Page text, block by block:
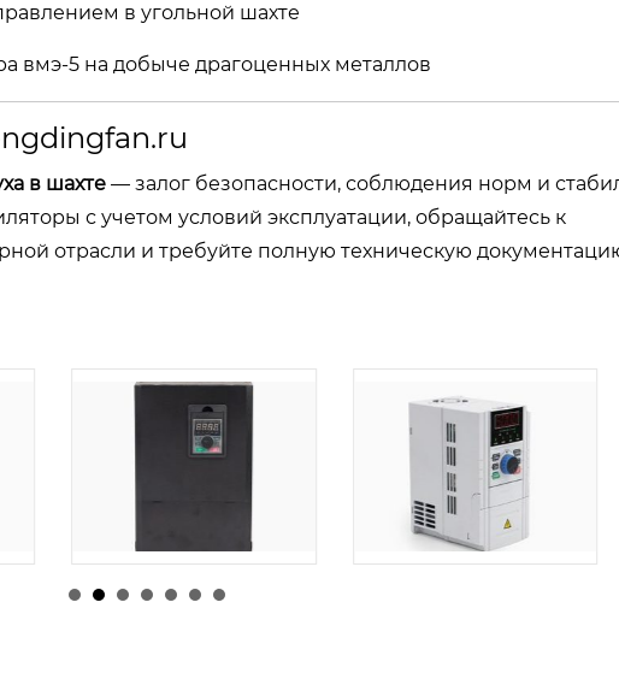
в угольной шахте
вмэ-5 на добыче драгоценных металлов
в шахте — залог безопасности, соблюдения норм и
с учетом условий эксплуатации, обращайтесь к
отрасли и требуйте полную техническую
由 admin
由 admin